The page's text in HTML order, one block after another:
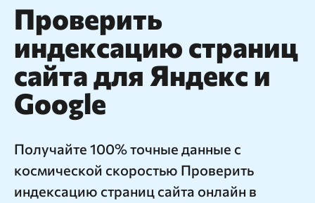
Инструменты
FAQ
О компании
Проверить
индексацию страниц
сайта для Яндекс и
Google
Получайте 100% точные данные с
космической скоростью Проверить
индексацию страниц сайта онлайн в